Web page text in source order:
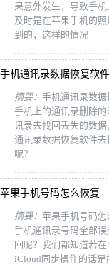
果意外发生，导致手机
及时是在苹果手机的
到的，这样的情况
手机通讯录数据恢复软
摘要： 手机通讯录数
手机上的通讯录删除
讯录去找回丢失的数
通讯录数据恢复软件
呢？
苹果手机号码怎么恢复
摘要： 苹果手机号码
手机通讯录号码全部
回呢？我们都知道若
iCloud同步操作的话是